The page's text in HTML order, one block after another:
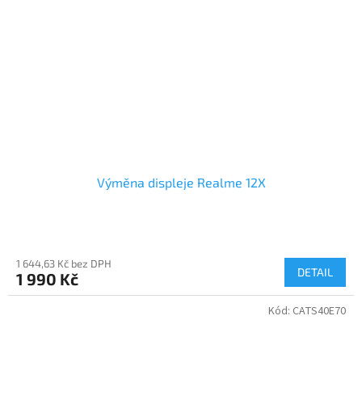
Výměna displeje Realme 12X
1 644,63 Kč bez DPH
1 990 Kč DETAIL
Kód: CATS40E70